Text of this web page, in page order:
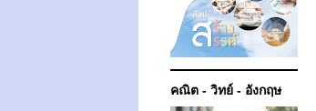
คณิต - วิทย์ - อังกฤษ